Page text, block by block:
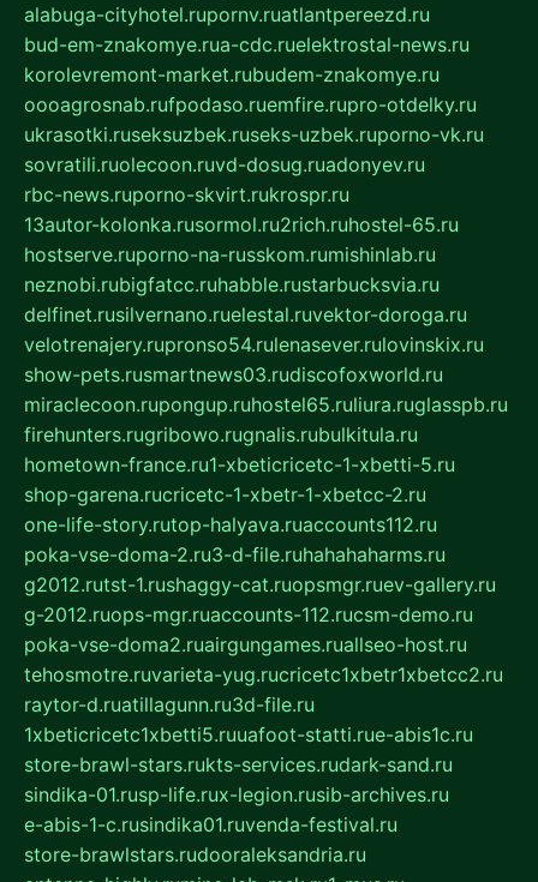
alabuga-cityhotel.rupornv.ruatlantpereezd.ru
bud-em-znakomye.rua-cdc.ruelektrostal-news.ru
korolevremont-market.rubudem-znakomye.ru
oooagrosnab.rufpodaso.ruemfire.rupro-otdelky.ru
ukrasotki.ruseksuzbek.ruseks-uzbek.ruporno-vk.ru
sovratili.ruolecoon.ruvd-dosug.ruadonyev.ru
rbc-news.ruporno-skvirt.rukrospr.ru
13autor-kolonka.rusormol.ru2rich.ruhostel-65.ru
hostserve.ruporno-na-russkom.rumishinlab.ru
neznobi.rubigfatcc.ruhabble.rustarbucksvia.ru
delfinet.rusilvernano.ruelestal.ruvektor-doroga.ru
velotrenajery.rupronso54.rulenasever.rulovinskix.ru
show-pets.rusmartnews03.rudiscofoxworld.ru
miraclecoon.rupongup.ruhostel65.ruliura.ruglasspb.ru
firehunters.rugribowo.rugnalis.rubulkitula.ru
hometown-france.ru1-xbeticricetc-1-xbetti-5.ru
shop-garena.rucricetc-1-xbetr-1-xbetcc-2.ru
one-life-story.rutop-halyava.ruaccounts112.ru
poka-vse-doma-2.ru3-d-file.ruhahahaharms.ru
g2012.rutst-1.rushaggy-cat.ruopsmgr.ruev-gallery.ru
g-2012.ruops-mgr.ruaccounts-112.rucsm-demo.ru
poka-vse-doma2.ruairgungames.ruallseo-host.ru
tehosmotre.ruvarieta-yug.rucricetc1xbetr1xbetcc2.ru
raytor-d.ruatillagunn.ru3d-file.ru
1xbeticricetc1xbetti5.ruuafoot-statti.rue-abis1c.ru
store-brawl-stars.rukts-services.rudark-sand.ru
sindika-01.rusp-life.rux-legion.rusib-archives.ru
e-abis-1-c.rusindika01.ruvenda-festival.ru
store-brawlstars.rudooraleksandria.ru